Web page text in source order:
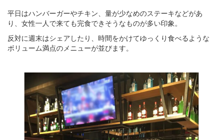
平日はハンバーガーやチキン、量が少なめのステーキなどがあ
り、女性一人で来ても完食できそうなものが多い印象。
反対に週末はシェアしたり、時間をかけてゆっくり食べるような
ボリューム満点のメニューが並びます。